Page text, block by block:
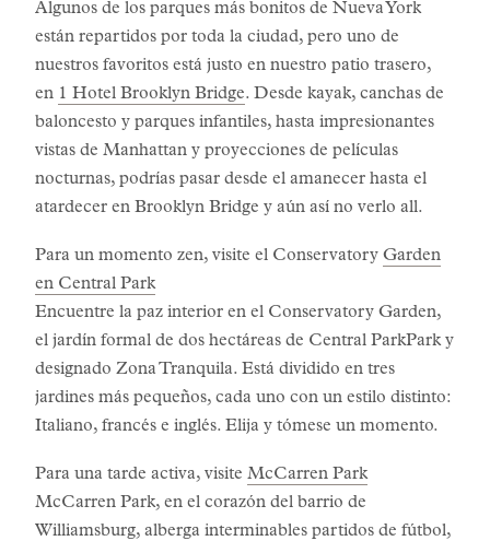
Algunos de los parques más bonitos de Nueva York
están repartidos por toda la ciudad, pero uno de
nuestros favoritos está justo en nuestro patio trasero,
en 1 Hotel Brooklyn Bridge. Desde kayak, canchas de
baloncesto y parques infantiles, hasta impresionantes
vistas de Manhattan y proyecciones de películas
nocturnas, podrías pasar desde el amanecer hasta el
atardecer en Brooklyn Bridge y aún así no verlo all.
Para un momento zen, visite el Conservatory Garden
en Central Park
Encuentre la paz interior en el Conservatory Garden,
el jardín formal de dos hectáreas de Central ParkPark y
designado Zona Tranquila. Está dividido en tres
jardines más pequeños, cada uno con un estilo distinto:
Italiano, francés e inglés. Elija y tómese un momento.
Para una tarde activa, visite McCarren Park
McCarren Park, en el corazón del barrio de
Williamsburg, alberga interminables partidos de fútbol,